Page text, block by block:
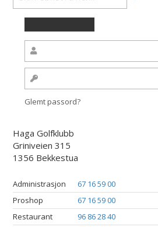
Glemt passord?
Haga Golfklubb
Griniveien 315
1356 Bekkestua
Administrasjon
67 16 59 00
Proshop
67 16 59 00
Restaurant
96 86 28 40